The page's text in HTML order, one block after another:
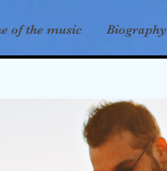
of the music Biography